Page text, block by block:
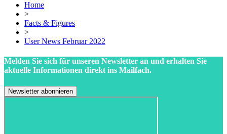
Home
>
Facts & Figures
>
User News Februar 2022
Melden Sie sich für unseren Newsletter an und erhalten Sie
aktuelle Informationen direkt ins Mailfach.